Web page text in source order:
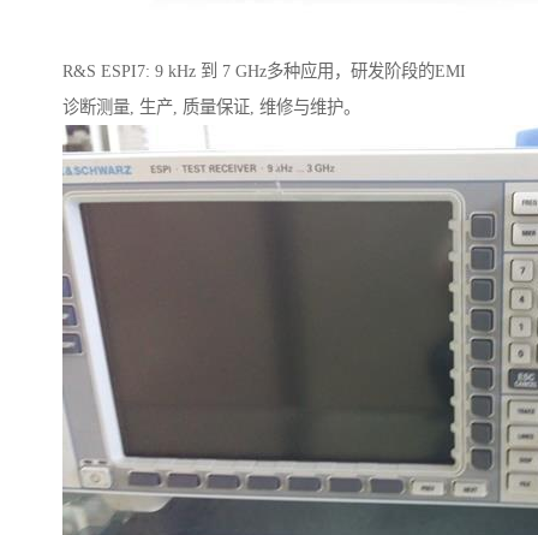
R&S ESPI7: 9 kHz 到 7 GHz多种应用，研发阶段的EMI
诊断测量, 生产, 质量保证, 维修与维护。